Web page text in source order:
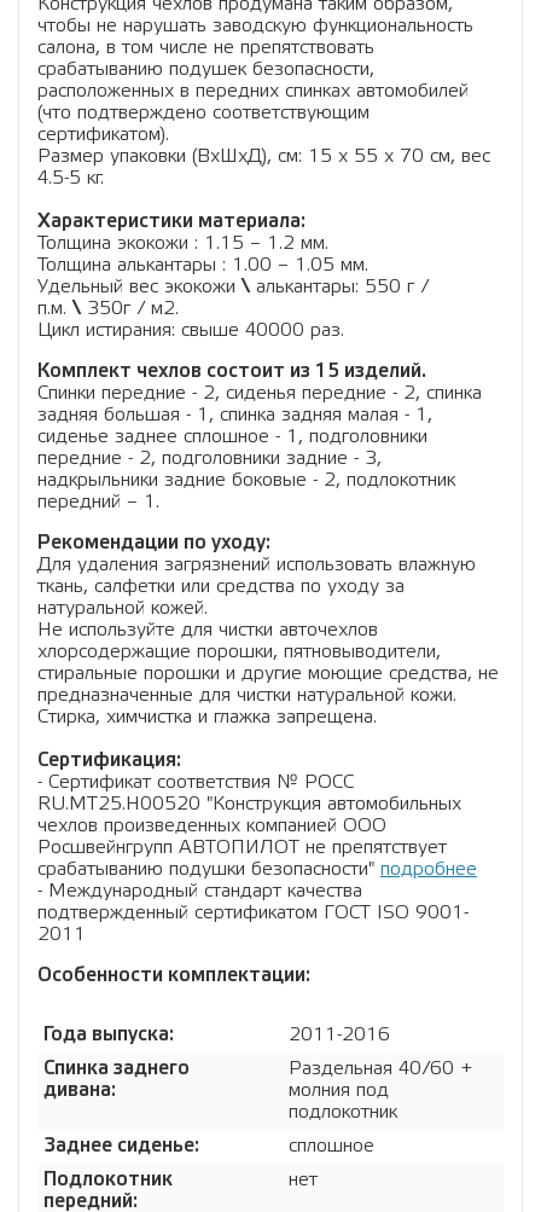
Конструкция чехлов продумана таким образом,
чтобы не нарушать заводскую функциональность
салона, в том числе не препятствовать
срабатыванию подушек безопасности,
расположенных в передних спинках автомобилей
(что подтверждено соответствующим
сертификатом).
Размер упаковки (ВхШхД), см: 15 x 55 x 70 см, вес
4.5-5 кг.
Характеристики материала:
Толщина экокожи : 1.15 – 1.2 мм.
Толщина алькантары : 1.00 – 1.05 мм.
Удельный вес экокожи \ алькантары: 550 г /
п.м. \ 350г / м2.
Цикл истирания: свыше 40000 раз.
Комплект чехлов состоит из 15 изделий.
Спинки передние - 2, сиденья передние - 2, спинка
задняя большая - 1, спинка задняя малая - 1,
сиденье заднее сплошное - 1, подголовники
передние - 2, подголовники задние - 3,
надкрыльники задние боковые - 2, подлокотник
передний – 1.
Рекомендации по уходу:
Для удаления загрязнений использовать влажную
ткань, салфетки или средства по уходу за
натуральной кожей.
Не используйте для чистки авточехлов
хлорсодержащие порошки, пятновыводители,
стиральные порошки и другие моющие средства, не
предназначенные для чистки натуральной кожи.
Стирка, химчистка и глажка запрещена.
Сертификация:
- Сертификат соответствия № РОСС
RU.МТ25.Н00520 "Конструкция автомобильных
чехлов произведенных компанией ООО
Росшвейнгрупп АВТОПИЛОТ не препятствует
срабатыванию подушки безопасности" подробнее
- Международный стандарт качества
подтвержденный сертификатом ГОСТ ISO 9001-
2011
Особенности комплектации:
Года выпуска:
2011-2016
Спинка заднего
дивана:
Раздельная 40/60 +
молния под
подлокотник
Заднее сиденье:
сплошное
Подлокотник
передний:
нет